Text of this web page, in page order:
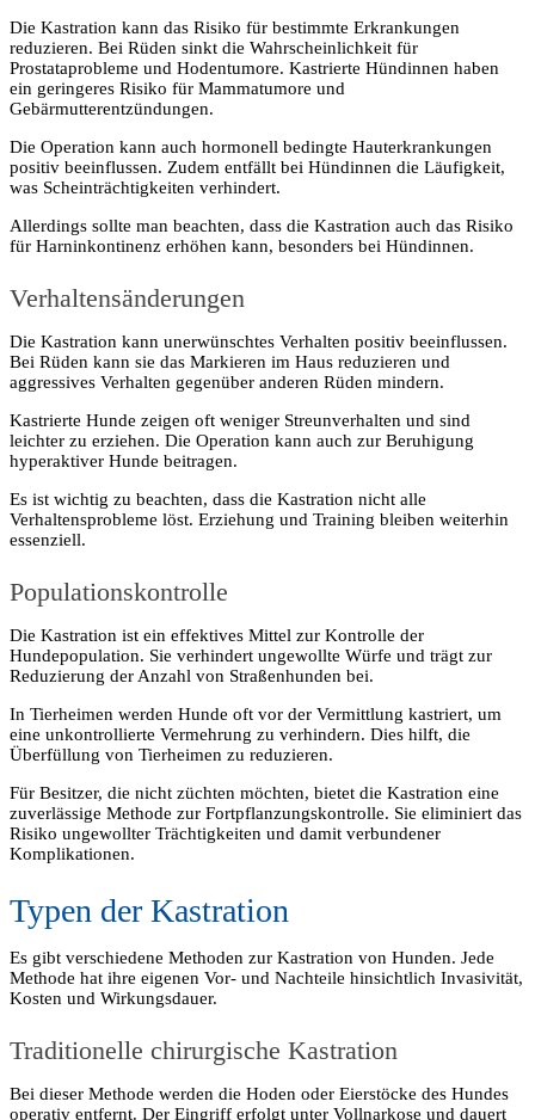
Die Kastration kann das Risiko für bestimmte Erkrankungen
reduzieren. Bei Rüden sinkt die Wahrscheinlichkeit für
Prostataprobleme und Hodentumore. Kastrierte Hündinnen haben
ein geringeres Risiko für Mammatumore und
Gebärmutterentzündungen.
Die Operation kann auch hormonell bedingte Hauterkrankungen
positiv beeinflussen. Zudem entfällt bei Hündinnen die Läufigkeit,
was Scheinträchtigkeiten verhindert.
Allerdings sollte man beachten, dass die Kastration auch das Risiko
für Harninkontinenz erhöhen kann, besonders bei Hündinnen.
Verhaltensänderungen
Die Kastration kann unerwünschtes Verhalten positiv beeinflussen.
Bei Rüden kann sie das Markieren im Haus reduzieren und
aggressives Verhalten gegenüber anderen Rüden mindern.
Kastrierte Hunde zeigen oft weniger Streunverhalten und sind
leichter zu erziehen. Die Operation kann auch zur Beruhigung
hyperaktiver Hunde beitragen.
Es ist wichtig zu beachten, dass die Kastration nicht alle
Verhaltensprobleme löst. Erziehung und Training bleiben weiterhin
essenziell.
Populationskontrolle
Die Kastration ist ein effektives Mittel zur Kontrolle der
Hundepopulation. Sie verhindert ungewollte Würfe und trägt zur
Reduzierung der Anzahl von Straßenhunden bei.
In Tierheimen werden Hunde oft vor der Vermittlung kastriert, um
eine unkontrollierte Vermehrung zu verhindern. Dies hilft, die
Überfüllung von Tierheimen zu reduzieren.
Für Besitzer, die nicht züchten möchten, bietet die Kastration eine
zuverlässige Methode zur Fortpflanzungskontrolle. Sie eliminiert das
Risiko ungewollter Trächtigkeiten und damit verbundener
Komplikationen.
Typen der Kastration
Es gibt verschiedene Methoden zur Kastration von Hunden. Jede
Methode hat ihre eigenen Vor- und Nachteile hinsichtlich Invasivität,
Kosten und Wirkungsdauer.
Traditionelle chirurgische Kastration
Bei dieser Methode werden die Hoden oder Eierstöcke des Hundes
operativ entfernt. Der Eingriff erfolgt unter Vollnarkose und dauert